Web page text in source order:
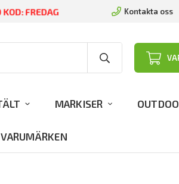
FREDAG Kontakta oss
MARKISER
VARUMÄRKEN